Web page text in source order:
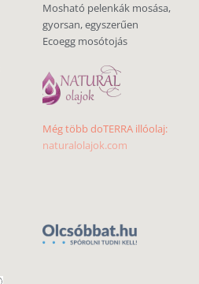
Mosható pelenkák mosása,
gyorsan, egyszerűen
Ecoegg mosótojás
Még több doTERRA illóolaj:
naturalolajok.com